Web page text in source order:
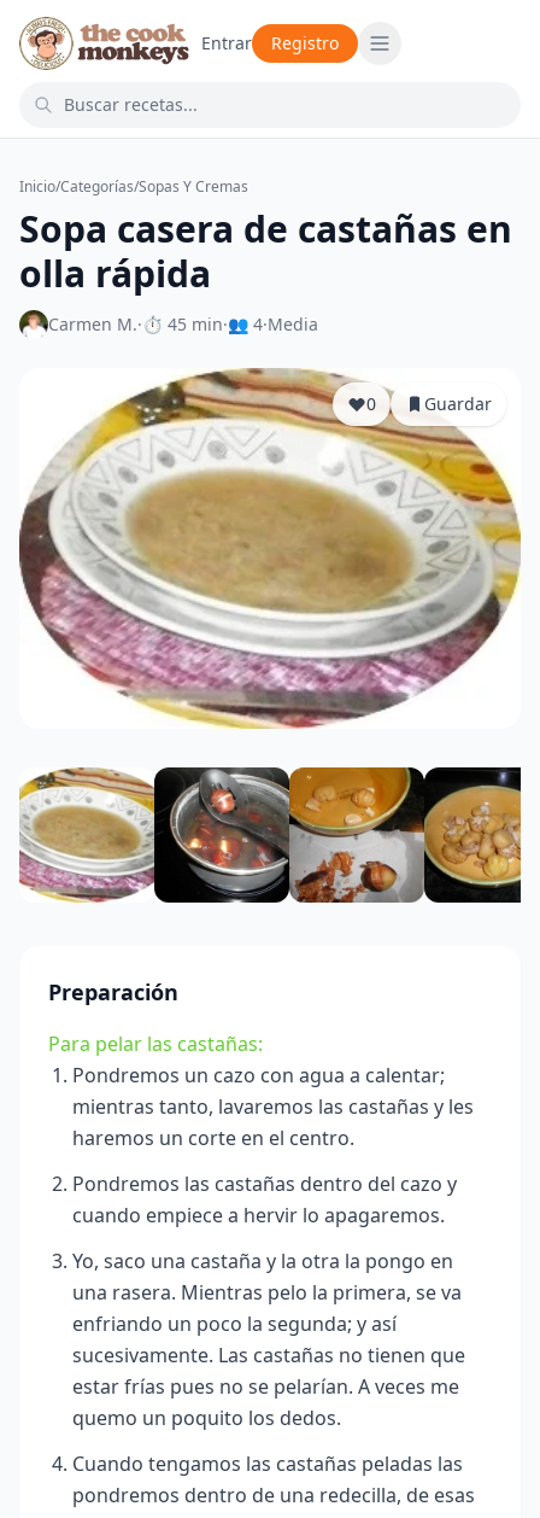
Entrar Registro
Inicio/Categorías/Sopas Y Cremas
Sopa casera de castañas en
olla rápida
Carmen M.·⏱ 45 min·👥 4·Media
0 Guardar
Preparación
Para pelar las castañas:
Pondremos un cazo con agua a calentar;
mientras tanto, lavaremos las castañas y les
haremos un corte en el centro.
Pondremos las castañas dentro del cazo y
cuando empiece a hervir lo apagaremos.
Yo, saco una castaña y la otra la pongo en
una rasera. Mientras pelo la primera, se va
enfriando un poco la segunda; y así
sucesivamente. Las castañas no tienen que
estar frías pues no se pelarían. A veces me
quemo un poquito los dedos.
Cuando tengamos las castañas peladas las
pondremos dentro de una redecilla, de esas